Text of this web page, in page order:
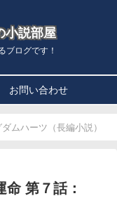
小説部屋
ブログです！
お問い合わせ
ムハーツ（長編小説）
命 第７話：